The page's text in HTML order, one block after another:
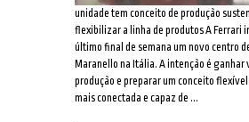
unidade tem conceito de produção
flexibilizar a linha de produtos A Ferrari
último final de semana um novo centro
Maranello na Itália. A intenção é ganhar
produção e preparar um conceito
mais conectada e capaz de ...